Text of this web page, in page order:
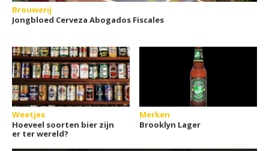
Brouwerij
Jongbloed Cerveza Abogados Fiscales
Weetjes
Hoeveel soorten bier zijn
er ter wereld?
Merken
Brooklyn Lager